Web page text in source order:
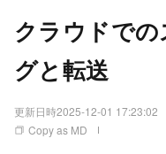
クラウドで
グと転送
更新日時2025-12-01 17:23:02
Copy as MD